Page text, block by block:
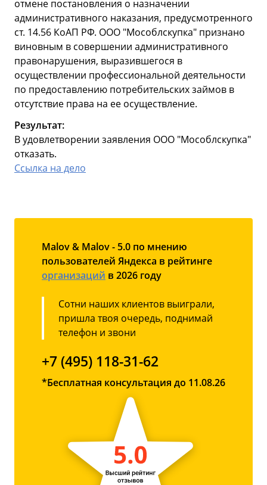
отмене постановления о назначении
административного наказания, предусмотренного
ст. 14.56 КоАП РФ. ООО "Мособлскупка" признано
виновным в совершении административного
правонарушения, выразившегося в
осуществлении профессиональной деятельности
по предоставлению потребительских займов в
отсутствие права на ее осуществление.
Результат:
В удовлетворении заявления ООО "Мособлскупка"
отказать.
Ссылка на дело
Malov & Malov - 5.0 по мнению
пользователей Яндекса в рейтинге
организаций в 2026 году
Сотни наших клиентов выиграли,
пришла твоя очередь, поднимай
телефон и звони
+7 (495) 118-31-62
*Бесплатная консультация до 11.08.26